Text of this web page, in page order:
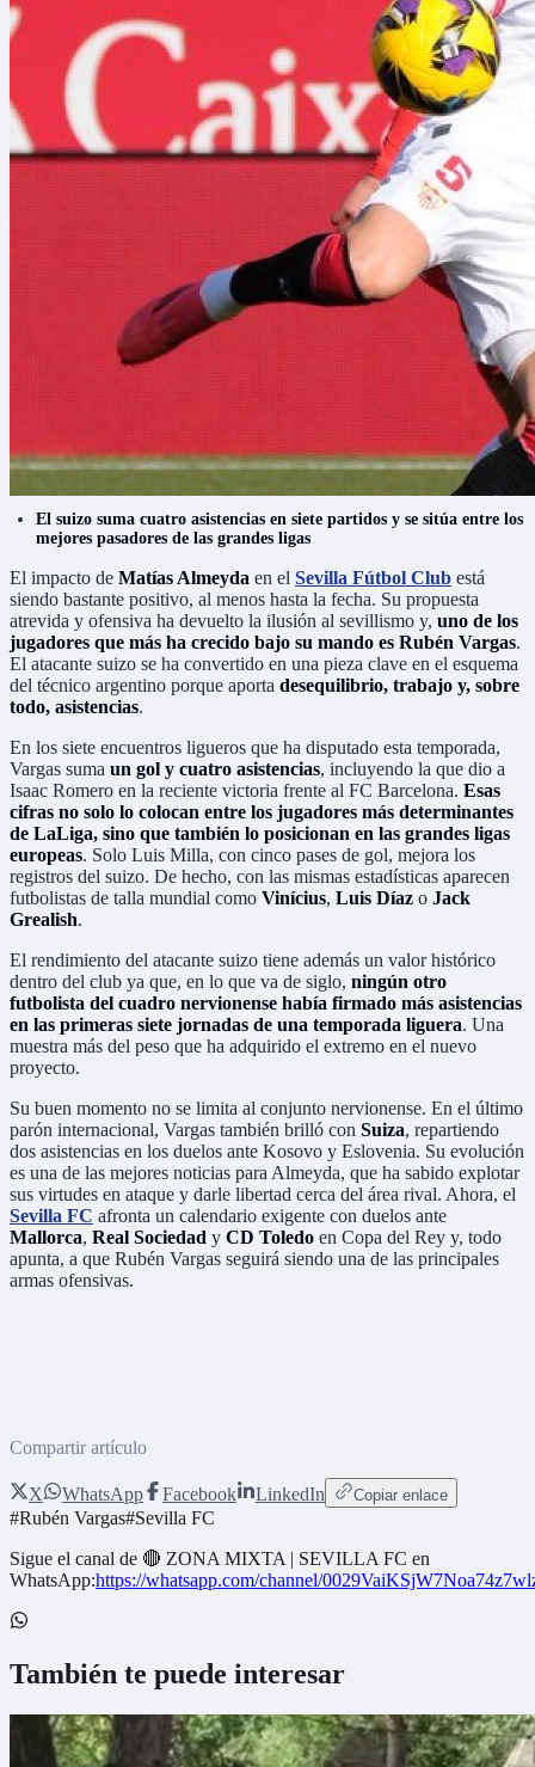
El suizo suma cuatro asistencias en siete partidos y se sitúa entre los
mejores pasadores de las grandes ligas
El impacto de Matías Almeyda en el Sevilla Fútbol Club está
siendo bastante positivo, al menos hasta la fecha. Su propuesta
atrevida y ofensiva ha devuelto la ilusión al sevillismo y, uno de los
jugadores que más ha crecido bajo su mando es Rubén Vargas.
El atacante suizo se ha convertido en una pieza clave en el esquema
del técnico argentino porque aporta desequilibrio, trabajo y, sobre
todo, asistencias.
En los siete encuentros ligueros que ha disputado esta temporada,
Vargas suma un gol y cuatro asistencias, incluyendo la que dio a
Isaac Romero en la reciente victoria frente al FC Barcelona. Esas
cifras no solo lo colocan entre los jugadores más determinantes
de LaLiga, sino que también lo posicionan en las grandes ligas
europeas. Solo Luis Milla, con cinco pases de gol, mejora los
registros del suizo. De hecho, con las mismas estadísticas aparecen
futbolistas de talla mundial como Vinícius, Luis Díaz o Jack
Grealish.
El rendimiento del atacante suizo tiene además un valor histórico
dentro del club ya que, en lo que va de siglo, ningún otro
futbolista del cuadro nervionense había firmado más asistencias
en las primeras siete jornadas de una temporada liguera. Una
muestra más del peso que ha adquirido el extremo en el nuevo
proyecto.
Su buen momento no se limita al conjunto nervionense. En el último
parón internacional, Vargas también brilló con Suiza, repartiendo
dos asistencias en los duelos ante Kosovo y Eslovenia. Su evolución
es una de las mejores noticias para Almeyda, que ha sabido explotar
sus virtudes en ataque y darle libertad cerca del área rival. Ahora, el
Sevilla FC afronta un calendario exigente con duelos ante
Mallorca, Real Sociedad y CD Toledo en Copa del Rey y, todo
apunta, a que Rubén Vargas seguirá siendo una de las principales
armas ofensivas.
Compartir artículo
X WhatsApp Facebook LinkedIn Copiar enlace
#Rubén Vargas#Sevilla FC
Sigue el canal de 🔴 ZONA MIXTA | SEVILLA FC en
WhatsApp:https://whatsapp.com/channel/
También te puede interesar